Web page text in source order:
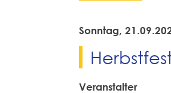
Sonntag,
Veranstalter